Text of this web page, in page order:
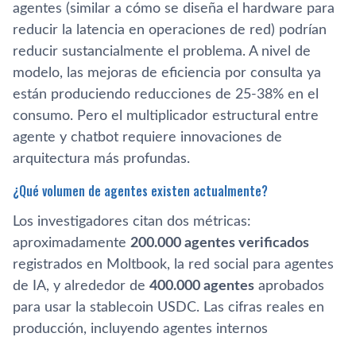
agentes (similar a cómo se diseña el hardware para
reducir la latencia en operaciones de red) podrían
reducir sustancialmente el problema. A nivel de
modelo, las mejoras de eficiencia por consulta ya
están produciendo reducciones de 25-38% en el
consumo. Pero el multiplicador estructural entre
agente y chatbot requiere innovaciones de
arquitectura más profundas.
¿Qué volumen de agentes existen actualmente?
Los investigadores citan dos métricas:
aproximadamente 200.000 agentes verificados
registrados en Moltbook, la red social para agentes
de IA, y alrededor de 400.000 agentes aprobados
para usar la stablecoin USDC. Las cifras reales en
producción, incluyendo agentes internos